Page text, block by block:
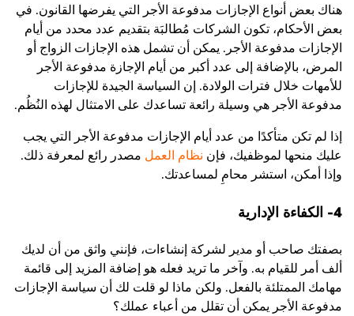
هناك بعض أنواع الإجازات مدفوعة الأجر التي يفرضها القانون. في
بعض الأحكام، تكون الشركات مُطالبَة بتقديم عدد محدد من أيام
الإجازات مدفوعة الأجر. يمكن أن تشمل هذه الإجازات الزواج أو
المرض، بالإضافة إلى عدد أكبر من أيام الإجازة مدفوعة الأجر
للأمهات خلال فترات الولادة. إن السياسة الجيدة للإجازات
مدفوعة الأجر هي وسيلة رائعة تساعدك على الامتثال لهذه النُظُم.
إذا لم تكن متأكدًا من عدد أيام الإجازات مدفوعة الأجر التي يجب
عليك منحها لموظفيك، فإن نظام العمل مصدر رائع لمعرفة ذلك.
وإذا أمكن، استشر محامِ لمساعدتك.
4- الكفاءة الإدارية
بصفتك صاحب أو مدير لشركة إنشاءات، فإنني واثق من أن لديك
ألف أمر للقيام به. وآخر ما تريد فعله هو إضافة المزيد إلى قائمة
مهامك الممتلئة بالفعل. ولكن ماذا لو قلت لك أن سياسة الإجازات
مدفوعة الأجر يمكن أن تقلل من أعباء عملك؟